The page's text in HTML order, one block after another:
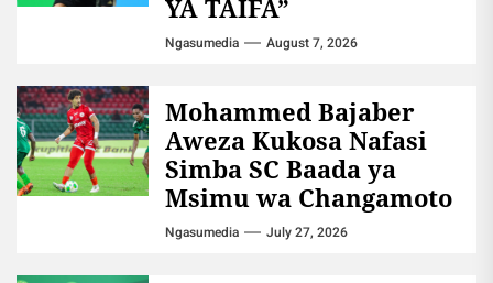
YA TAIFA”
Ngasumedia August 7, 2026
Mohammed Bajaber
Aweza Kukosa Nafasi
Simba SC Baada ya
Msimu wa Changamoto
Ngasumedia July 27, 2026